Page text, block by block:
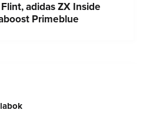
adidas ZX Inside
Primeblue